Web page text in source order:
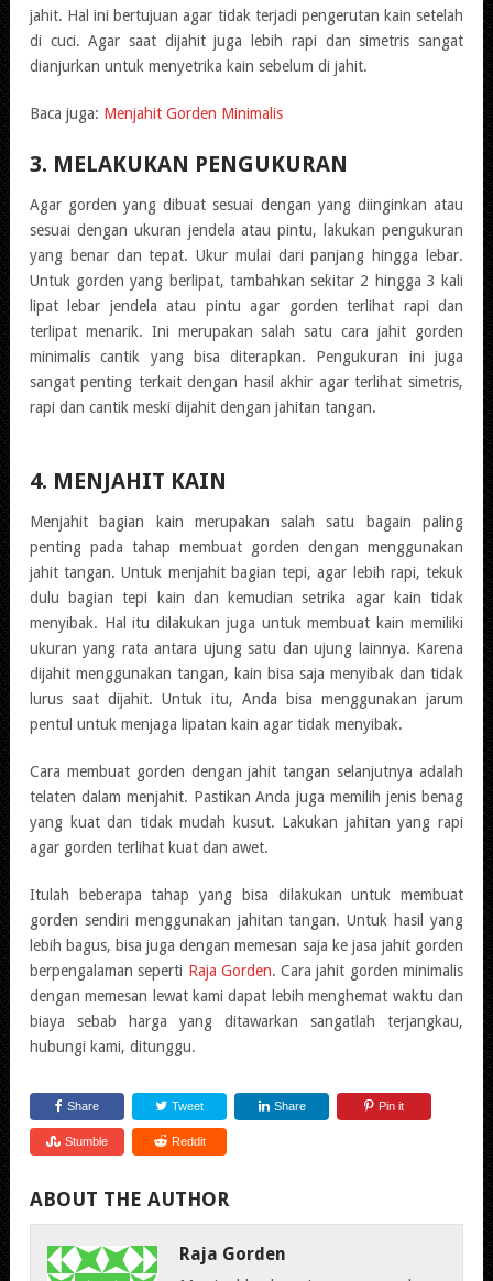
jahit. Hal ini bertujuan agar tidak terjadi pengerutan kain setelah
di cuci. Agar saat dijahit juga lebih rapi dan simetris sangat
dianjurkan untuk menyetrika kain sebelum di jahit.
Baca juga: Menjahit Gorden Minimalis
3. MELAKUKAN PENGUKURAN
Agar gorden yang dibuat sesuai dengan yang diinginkan atau
sesuai dengan ukuran jendela atau pintu, lakukan pengukuran
yang benar dan tepat. Ukur mulai dari panjang hingga lebar.
Untuk gorden yang berlipat, tambahkan sekitar 2 hingga 3 kali
lipat lebar jendela atau pintu agar gorden terlihat rapi dan
terlipat menarik. Ini merupakan salah satu cara jahit gorden
minimalis cantik yang bisa diterapkan. Pengukuran ini juga
sangat penting terkait dengan hasil akhir agar terlihat simetris,
rapi dan cantik meski dijahit dengan jahitan tangan.
4. MENJAHIT KAIN
Menjahit bagian kain merupakan salah satu bagain paling
penting pada tahap membuat gorden dengan menggunakan
jahit tangan. Untuk menjahit bagian tepi, agar lebih rapi, tekuk
dulu bagian tepi kain dan kemudian setrika agar kain tidak
menyibak. Hal itu dilakukan juga untuk membuat kain memiliki
ukuran yang rata antara ujung satu dan ujung lainnya. Karena
dijahit menggunakan tangan, kain bisa saja menyibak dan tidak
lurus saat dijahit. Untuk itu, Anda bisa menggunakan jarum
pentul untuk menjaga lipatan kain agar tidak menyibak.
Cara membuat gorden dengan jahit tangan selanjutnya adalah
telaten dalam menjahit. Pastikan Anda juga memilih jenis benag
yang kuat dan tidak mudah kusut. Lakukan jahitan yang rapi
agar gorden terlihat kuat dan awet.
Itulah beberapa tahap yang bisa dilakukan untuk membuat
gorden sendiri menggunakan jahitan tangan. Untuk hasil yang
lebih bagus, bisa juga dengan memesan saja ke jasa jahit gorden
berpengalaman seperti Raja Gorden. Cara jahit gorden minimalis
dengan memesan lewat kami dapat lebih menghemat waktu dan
biaya sebab harga yang ditawarkan sangatlah terjangkau,
hubungi kami, ditunggu.
Share Tweet Share Pin it
Stumble Reddit
ABOUT THE AUTHOR
Raja Gorden